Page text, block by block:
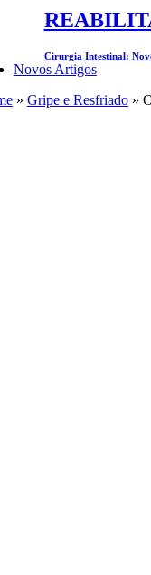
Cirurgia Intestinal:
Novos Artigos
» Gripe e Resfriado»